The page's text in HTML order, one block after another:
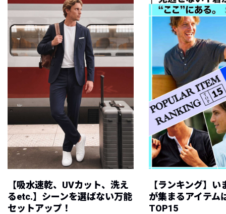
【吸水速乾、UVカット、洗え
るetc.】シーンを選ばない万能
セットアップ！
【ランキング】
が集まるアイテム
TOP15